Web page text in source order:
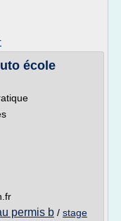
école
permis b / stage